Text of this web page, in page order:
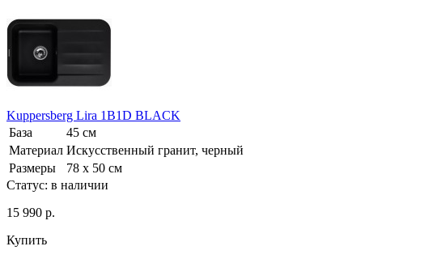
Kuppersberg Lira 1B1D BLACK
База
45 см
Материал Искусственный гранит, черный
Размеры
78 x 50 см
Статус: в наличии
15 990 р.
Купить